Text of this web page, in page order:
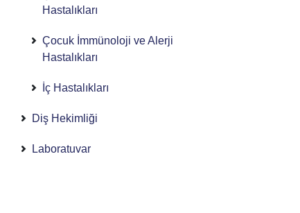
Hastalıkları
Çocuk İmmünoloji ve Alerji
Hastalıkları
İç Hastalıkları
Diş Hekimliği
Laboratuvar